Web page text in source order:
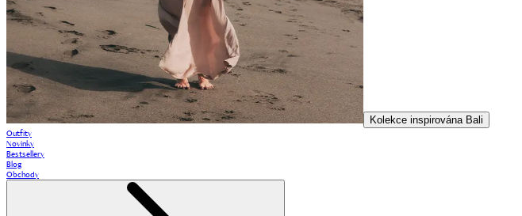
Kolekce inspirována Bali
Outfity
Novinky
Bestsellery
Blog
Obchody